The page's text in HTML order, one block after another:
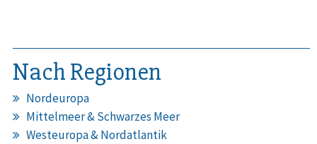
Nach Regionen
Nordeuropa
Mittelmeer & Schwarzes Meer
Westeuropa & Nordatlantik